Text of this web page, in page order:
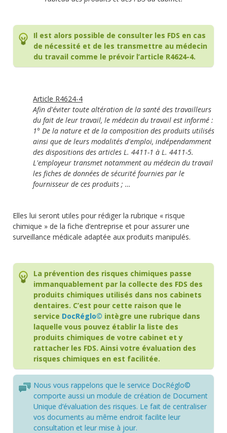
Il est alors possible de consulter les FDS en cas
de nécessité et de les transmettre au médecin
du travail comme le prévoir l’article R4624-4.
Article R4624-4
Afin d'éviter toute altération de la santé des travailleurs
du fait de leur travail, le médecin du travail est informé :
1° De la nature et de la composition des produits utilisés
ainsi que de leurs modalités d'emploi, indépendamment
des dispositions des articles L. 4411-1 à L. 4411-5.
L'employeur transmet notamment au médecin du travail
les fiches de données de sécurité fournies par le
fournisseur de ces produits ; …
Elles lui seront utiles pour rédiger la rubrique « risque
chimique » de la fiche d’entreprise et pour assurer une
surveillance médicale adaptée aux produits manipulés.
La prévention des risques chimiques passe
immanquablement par la collecte des FDS des
produits chimiques utilisés dans nos cabinets
dentaires. C’est pour cette raison que le
service DocRéglo© intègre une rubrique dans
laquelle vous pouvez établir la liste des
produits chimiques de votre cabinet et y
rattacher les FDS. Ainsi votre évaluation des
risques chimiques en est facilitée.
Nous vous rappelons que le service DocRéglo©
comporte aussi un module de création de Document
Unique d’évaluation des risques. Le fait de centraliser
vos documents au même endroit facilite leur
consultation et leur mise à jour.